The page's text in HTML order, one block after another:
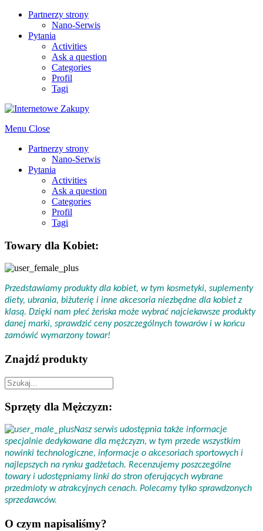
Partnerzy strony
Nano-Serwis
Pytania
Activities
Ask a question
Categories
Profil
Tagi
Menu Close
Partnerzy strony
Nano-Serwis
Pytania
Activities
Ask a question
Categories
Profil
Tagi
Towary dla Kobiet:
Przedstawiamy produkty dla kobiet, w tym kosmetyki, suplementy
diety, ubrania, biżuterię i inne akcesoria niezbędne dla kobiet z
klasą. Dzięki nam płeć żeńska może wybrać najciekawsze produkty
danej marki, sprawdzić ceny poszczególnych towarów i w końcu
zamówić wymarzony towar!
Znajdź produkty
Sprzęty dla Mężczyzn:
Nasz serwis udostępnia także informacje
specjalnie dedykowane dla mężczyzn, w tym przede wszystkim
nowinki technologiczne, informacje o akcesoriach sportowych i
najlepszych na rynku gadżetach. Recenzujemy poszczególne
towary i udostępniamy linki do stron oferujących wybrane
przedmioty w atrakcyjnych cenach. Polecamy tylko sprawdzonych
sprzedawców.
O czym napisaliśmy?